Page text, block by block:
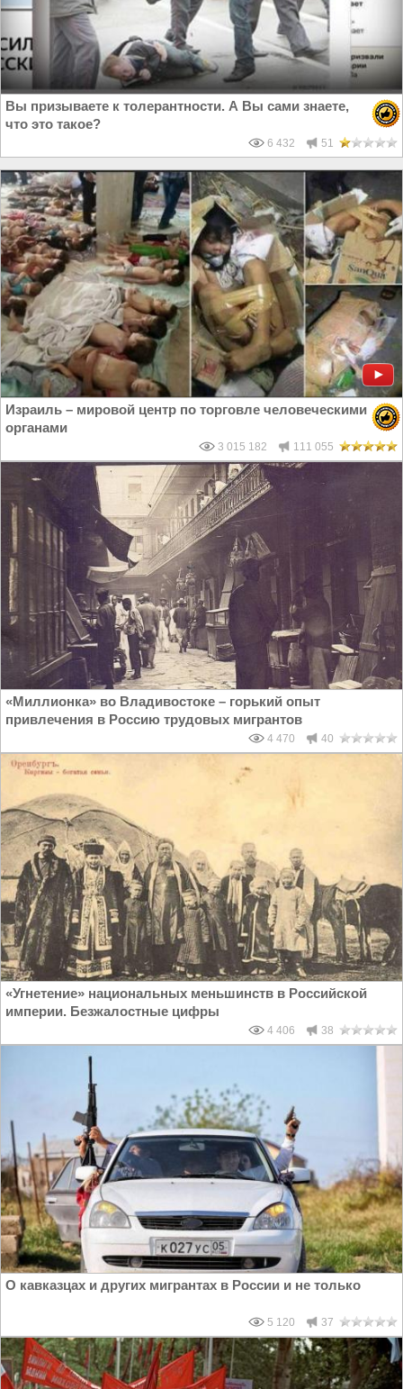
Вы призываете к толерантности. А Вы сами знаете,
что это такое?
6 432 51
Израиль – мировой центр по торговле человеческими
органами
3 015 182 111 055
«Миллионка» во Владивостоке – горький опыт
привлечения в Россию трудовых мигрантов
4 470 40
«Угнетение» национальных меньшинств в Российской
империи. Безжалостные цифры
4 406 38
О кавказцах и других мигрантах в России и не только
5 120 37